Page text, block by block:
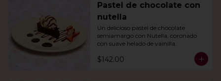
Pastel de chocolate con
nutella
Un delicioso pastel de chocolate
semiamargo con Nutella, coronado
con suave helado de vainilla.
$142.00